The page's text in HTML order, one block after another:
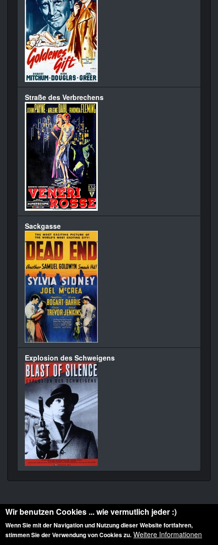
Straße des Verbrechens
Sackgasse
Explosion des Schweigens
Diese Website ist urheberrechtlich geschützt: © 2010-2026 der Film Noir de. Alle
Wir benutzen Cookies ... wie vermutlich jeder :)
Wenn Sie mit der Navigation und Nutzung dieser Website fortfahren,
stimmen Sie der Verwendung von Cookies zu. Weitere Informationen